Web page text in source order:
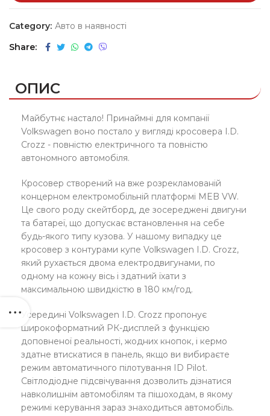
Category: Авто в наявності
Share
ОПИС
Майбутнє настало! Принаймні для компанії
Volkswagen воно постало у вигляді кросовера I.D.
Crozz - повністю електричного та повністю
автономного автомобіля.
Кросовер створений на вже розрекламованій
концерном електромобільній платформі MEB VW.
Це свого роду скейтборд, де зосереджені двигуни
та батареї, що допускає встановлення на себе
будь-якого типу кузова. У нашому випадку це
кросовер з контурами купе Volkswagen I.D. Crozz,
який рухається двома електродвигунами, по
одному на кожну вісь і здатний їхати з
максимальною швидкістю в 180 км/год.
Усередині Volkswagen I.D. Crozz пропонує
широкоформатний РК-дисплей з функцією
доповненої реальності, жодних кнопок, і кермо
здатне втискатися в панель, якщо ви вибираєте
режим автоматичного пілотування ID Pilot.
Світлодіодне підсвічування дозволить дізнатися
навколишнім автомобілям та пішоходам, в якому
режимі керування зараз знаходиться автомобіль.